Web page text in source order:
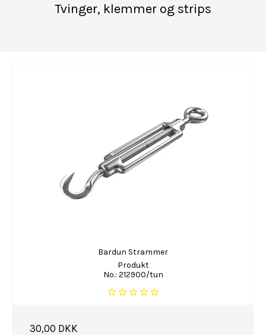
Tvinger, klemmer og strips
Bardun Strammer
Produkt
No.: 212900/tun
30,00 DKK